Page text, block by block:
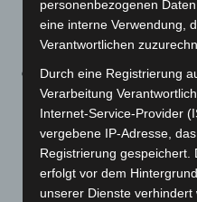
Anpassungen, da sich
nachfolgenden Absätze
Die nach Satz 1
Personen haben
tragen. Es sind FFP2-
Masken
der FFP2-Maskenpflicht
anderen nach Satz 1
personenbezogenen
eine interne Verwendung,
Verantwortlichen
Durch eine Registrierung
Verarbeitung
Internet-Service-Provider
vergebene IP-Adresse,
Registrierung gespeichert.
erfolgt vor dem
unserer Dienste